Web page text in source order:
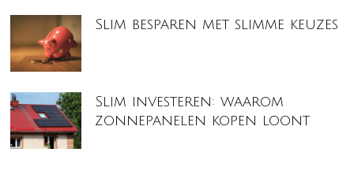
Slim besparen met slimme keuzes
Slim investeren: waarom
zonnepanelen kopen loont